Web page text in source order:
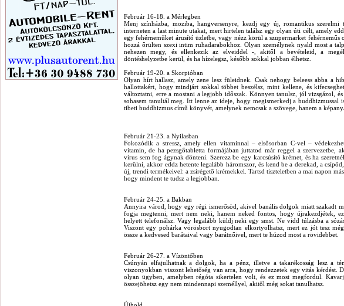
Február 16-18. a Mérlegben
Menj színházba, moziba, hangversenyre, kezdj egy új, romantikus szerelmi
interneten a last minute utakat, mert hirtelen találsz egy olyan úti célt, amely
egy fehérneműket árusító üzletbe, vagy nézz körül a szupermarket fehérneműs
hozzá őrülten szexi intim ruhadarabokhoz. Olyan személynek nyald most a
nehezen megy, és ellenkezik az elveiddel -, akitől a bevételeid, a
döntéshelyzetbe kerül, és ha hízelegsz, később sokkal jobban élhetsz.
Február 19-20. a Skorpióban
Olyan hírt hallasz, amely zene lesz füleidnek. Csak nehogy beleess abba a
hallottakért, hogy mindjárt sokkal többet beszélsz, mint kellene, és
változtatni, erre a mostani a legjobb időszak. Könnyen tanulsz, jól vizsgázol,
sohasem tanultál meg. Itt lenne az ideje, hogy megismerkedj a buddhizmussal
tibeti buddhizmus című könyvét, amelynek nemcsak a szövege, hanem a
Február 21-23. a Nyilasban
Fokozódik a stressz, amely ellen vitaminnal – elsősorban C-vel –
vitamin, de ha pezsgőtabletta formájában juttatod már reggel a szervezetbe,
vírus sem fog ágynak dönteni. Szerezz be egy karcsúsító krémet, és ha
kerülni, akkor eddz hetente legalább háromszor, és kend be a derekad, a
új, trendi termékeivel: a zsírégető krémekkel. Tartsd tiszteletben a mai napon
hogy mindent te tudsz a legjobban.
Február 24-25. a Bakban
Annyira várod, hogy egy régi ismerősöd, akivel banális dolgok miatt szakadt
fogja megtenni, mert nem neki, hanem neked fontos, hogy újrakezdjétek,
helyett telefonálsz. Vagy legalább küldj neki egy smst. Ne vidd túlzásba a
Viszont egy pohárka vörösbort nyugodtan elkortyolhatsz, mert ez jót tesz
össze a kedvesed barátaival vagy barátnőivel, mert te húzod most a rövidebbet.
Február 26-27. a Vízöntőben
Csúnyán elfajulhatnak a dolgok, ha a pénz, illetve a takarékosság lesz a
viszonyokban viszont lehetőség van arra, hogy rendezzetek egy vitás kérdést.
olyan ügyben, amelyben régóta sikertelen volt, és ez most megfordul.
összejöhetsz egy nem mindennapi személlyel, akitől még sokat tanulhatsz.